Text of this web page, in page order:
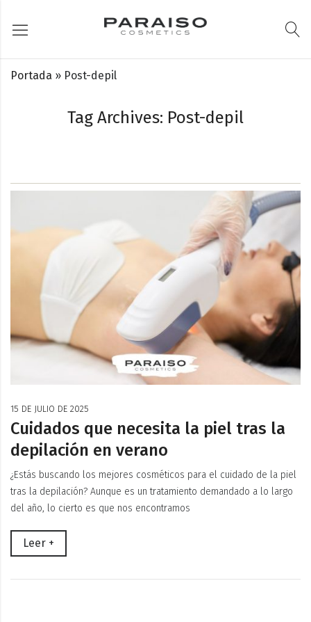
Tag Archives: Post-depil
Portada » Post-depil
15 DE JULIO DE 2025
Cuidados que necesita la piel tras la
depilación en verano
¿Estás buscando los mejores cosméticos para el cuidado de la piel
tras la depilación? Aunque es un tratamiento demandado a lo largo
del año, lo cierto es que nos encontramos
Leer +